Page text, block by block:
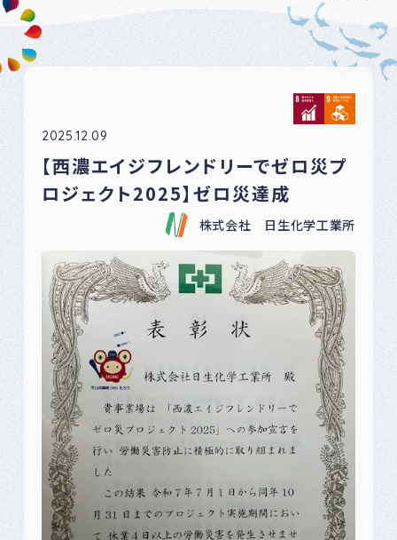
2025.12.09
【西濃エイジフレンドリーでゼロ災プ
ロジェクト2025】ゼロ災達成
株式会社 日生化学工業所